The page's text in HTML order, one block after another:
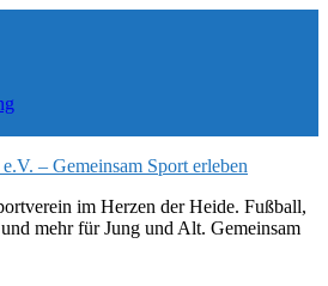
– Gemeinsam Sport erleben
im Herzen der Heide. Fußball,
mehr für Jung und Alt. Gemeinsam